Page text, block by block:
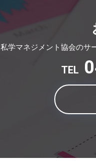
私学マネジメント協会のサ
TEL